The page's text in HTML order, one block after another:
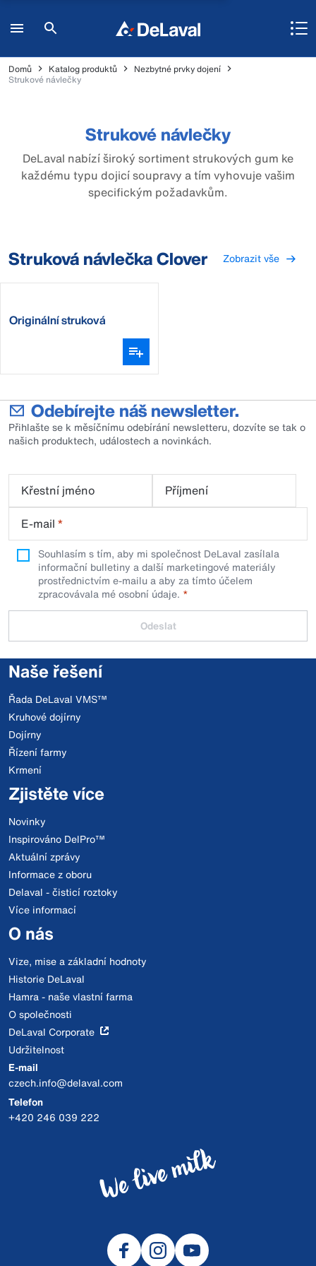
Domů Katalog produktů
Nezbytné prvky dojení
Strukové návlečky
Strukové návlečky
DeLaval nabízí široký sortiment strukových gum ke
každému typu dojicí soupravy a tím vyhovuje vašim
specifickým požadavkům.
Struková návlečka Clover Zobrazit vše
Originální struková
Odebírejte náš newsletter.
Přihlašte se k měsíčnímu odebírání newsletteru, dozvíte se tak o
našich produktech, událostech a novinkách.
Křestní jméno
Příjmení
E-mail *
Souhlasím s tím, aby mi společnost DeLaval zasílala
informační bulletiny a další marketingové materiály
prostřednictvím e-mailu a aby za tímto účelem
zpracovávala mé osobní údaje.
Odeslat
Naše řešení
Řada DeLaval VMS™
Kruhové dojírny
Dojírny
Řízení farmy
Krmení
Zjistěte více
Novinky
Inspirováno DelPro™
Aktuální zprávy
Informace z oboru
Delaval - čisticí roztoky
Více informací
O nás
Vize, mise a základní hodnoty
Historie DeLaval
Hamra - naše vlastní farma
O společnosti
DeLaval Corporate
Udržitelnost
E-mail
czech.info@delaval.com
Telefon
+420 246 039 222